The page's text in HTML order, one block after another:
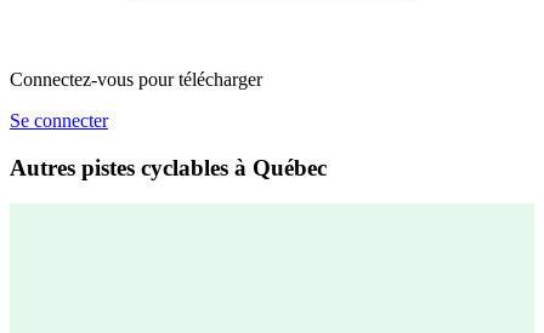
Connectez-vous pour télécharger
Se connecter
Autres pistes cyclables à Québec